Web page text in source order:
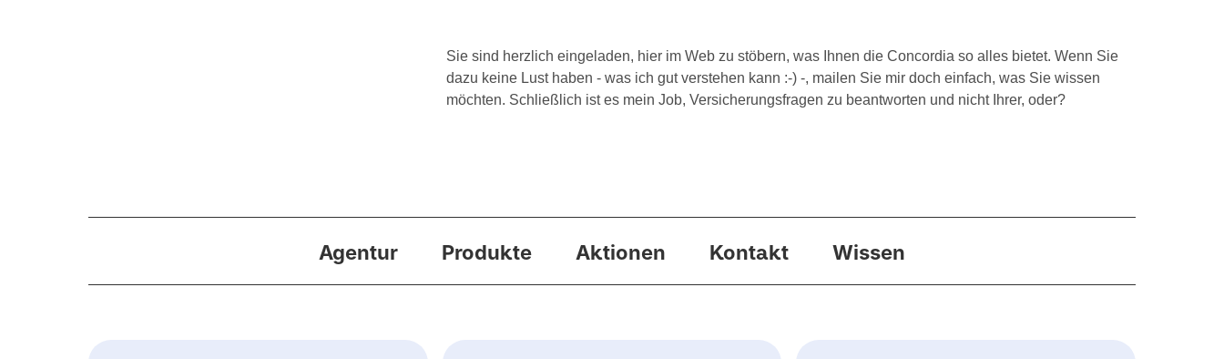
Sie sind herzlich eingeladen, hier im Web zu stöbern, was Ihnen die Concordia so alles bietet. Wenn Sie
dazu keine Lust haben - was ich gut verstehen kann :-) -, mailen Sie mir doch einfach, was Sie wissen
möchten. Schließlich ist es mein Job, Versicherungsfragen zu beantworten und nicht Ihrer, oder?
Agentur Produkte Aktionen Kontakt Wissen